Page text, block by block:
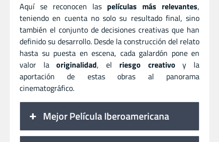
Aquí se reconocen las películas más relevantes,
teniendo en cuenta no solo su resultado final, sino
también el conjunto de decisiones creativas que han
definido su desarrollo. Desde la construcción del relato
hasta su puesta en escena, cada galardón pone en
valor laoriginalidad, el riesgo creativo y la
aportación de estas obras al panorama
cinematográfico.
Mejor Película Iberoamericana